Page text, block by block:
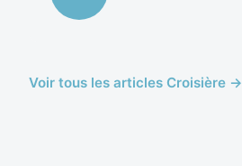
Voir tous les articles Croisière →